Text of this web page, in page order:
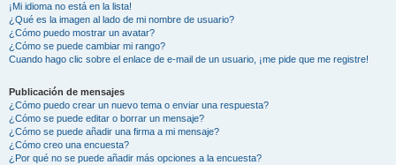
¡Mi idioma no está en la lista!
¿Qué es la imagen al lado de mi nombre de usuario?
¿Cómo puedo mostrar un avatar?
¿Cómo se puede cambiar mi rango?
Cuando hago clic sobre el enlace de e-mail de un usuario, ¡me pide que me registre!
Publicación de mensajes
¿Cómo puedo crear un nuevo tema o enviar una respuesta?
¿Cómo se puede editar o borrar un mensaje?
¿Cómo se puede añadir una firma a mi mensaje?
¿Cómo creo una encuesta?
¿Por qué no se puede añadir más opciones a la encuesta?